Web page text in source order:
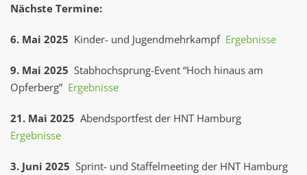
Nächste Termine:
6. Mai 2025 Kinder- und Jugendmehrkampf Ergebnisse
9. Mai 2025 Stabhochsprung-Event “Hoch hinaus am
Opferberg” Ergebnisse
21. Mai 2025 Abendsportfest der HNT Hamburg
Ergebnisse
3. Juni 2025 Sprint- und Staffelmeeting der HNT Hamburg